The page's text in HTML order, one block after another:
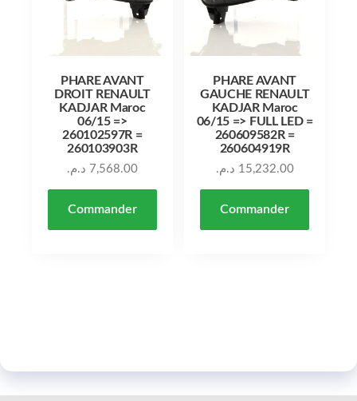
PHARE AVANT
DROIT RENAULT
KADJAR Maroc
06/15 =>
260102597R =
260103903R
7,568.00 د.م.
Commander
PHARE AVANT
GAUCHE RENAULT
KADJAR Maroc
06/15 => FULL LED =
260609582R =
260604919R
15,232.00 د.م.
Commander